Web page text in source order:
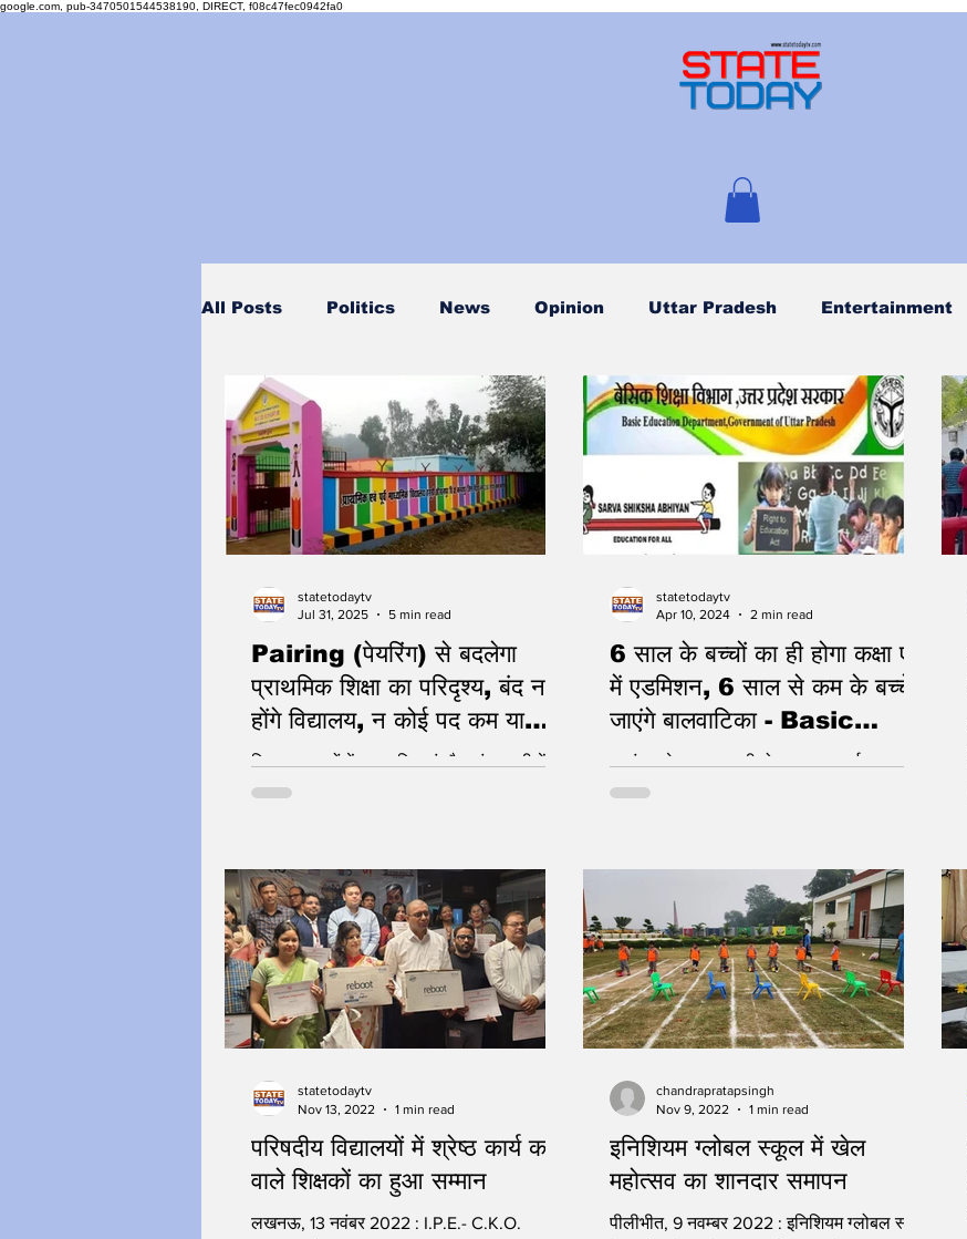
google.com, pub-3470501544538190, DIRECT, f08c47fec0942fa0
All Posts Politics News Opinion Uttar Pradesh Entertainment
Personality
Pairing (पेयरिंग) से बदलेगा
प्राथमिक शिक्षा का परिदृश्य, बंद नहीं
होंगे विद्यालय, न कोई पद कम या
समाप्त होगा: संदीप सिंह
रिक्त हुए भवनों में बालवाटिकाएं और आंगनबाड़ी केंद्र
संचालित किए जाएंगे
statetodaytv
Jul 31, 2025
5 min read
6 साल के बच्चों का ही होगा कक्षा एक
में एडमिशन, 6 साल से कम के बच्चे
जाएंगे बालवाटिका - Basic
Education Department,
UP.
नामांकन के समय जरूरी होगा आधार कार्ड
statetodaytv
Apr 10, 2024
2 min read
परिषदीय विद्यालयों में श्रेष्ठ कार्य करने
वाले शिक्षकों का हुआ सम्मान
लखनऊ, 13 नवंबर 2022 : I.P.E.- C.K.O.
statetodaytv
Nov 13, 2022
1 min read
इनिशियम ग्लोबल स्कूल में खेल
महोत्सव का शानदार समापन
पीलीभीत, 9 नवम्बर 2022 : इनिशियम ग्लोबल स्कूल
chandrapratapsingh
Nov 9, 2022
1 min read